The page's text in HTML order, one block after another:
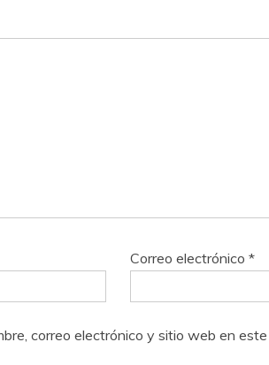
Correo electrónico*
correo electrónico y sitio web en